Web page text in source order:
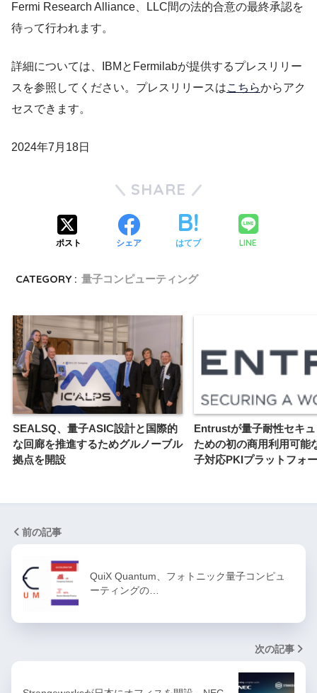
Fermi Research Alliance、LLC間の法的合意の最終承認を
待って行われます。
詳細については、IBMとFermilabが提供するプレスリリー
スを参照してください。プレスリリースはこちらからアク
セスできます。
2024年7月18日
SHARE
ポスト シェア はてブ LINE
CATEGORY : 量子コンピューティング
SEALSQ、量子ASIC設計と国際的
な回廊を推進するためグルノーブル
拠点を開設
Entrustが量子耐性セキ
ための初の商用利用可能
子対応PKIプラットフォ
前の記事
QuiX Quantum、フォトニック量子コンピュ
ーティングの…
次の記事